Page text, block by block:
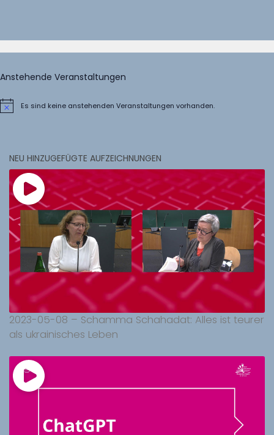
Anstehende Veranstaltungen
HinweisEs sind keine anstehenden Veranstaltungen vorhanden.
NEU HINZUGEFÜGTE AUFZEICHNUNGEN
2023-05-08 – Schamma Schahadat: Alles ist teurer
als ukrainisches Leben